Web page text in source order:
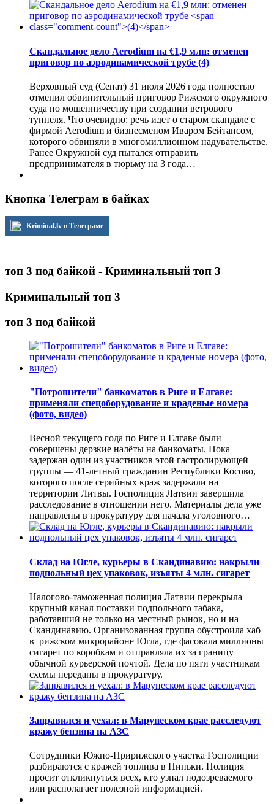
Скандальное дело Aerodium на €1,9 млн: отменен
приговор по аэродинамической трубе (4)
Верховный суд (Сенат) 31 июля 2026 года полностью
отменил обвинительный приговор Рижского окружного
суда по мошенничеству при создании ветрового
туннеля. Что очевидно: речь идет о старом скандале с
фирмой Aerodium и бизнесменом Иваром Бейтансом,
которого обвиняли в многомиллионном надувательстве.
Ранее Окружной суд пытался отправить
предпринимателя в тюрьму на 3 года…
Кнопка Телеграм в байках
Kriminal.lv в Телеграме
топ 3 под байкой - Криминальный топ 3
Криминальный топ 3
топ 3 под байкой
"Потрошители" банкоматов в Риге и Елгаве:
применяли спецоборудование и краденые номера
(фото, видео)
Весной текущего года по Риге и Елгаве были
совершены дерзкие налёты на банкоматы. Пока
задержан один из участников этой гастролирующей
группы — 41-летный гражданин Республики Косово,
которого после серийных краж задержали на
территории Литвы. Госполиция Латвии завершила
расследование в отношении него. Материалы дела уже
направлены в прокуратуру для начала уголовного…
Склад на Югле, курьеры в Скандинавию: накрыли
подпольный цех упаковок, изъяты 4 млн. сигарет
Налогово-таможенная полиция Латвии перекрыла
крупный канал поставки подпольного табака,
работавший не только на местный рынок, но и на
Скандинавию. Организованная группа обустроила хаб
в рижском микрорайоне Югла, где фасовала миллионы
сигарет по коробкам и отправляла их за границу
обычной курьерской почтой. Дела по пяти участникам
схемы переданы в прокуратуру.
Заправился и уехал: в Марупеском крае расследуют
кражу бензина на АЗС
Сотрудники Южно-Пририжского участка Госполиции
разбираются с кражей топлива в Пиньки. Полиция
просит откликнуться всех, кто узнал подозреваемого
или располагает полезной информацией.